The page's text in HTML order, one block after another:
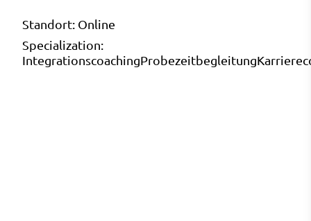
Standort: Online
Specialization:
IntegrationscoachingProbezeitbegleitung